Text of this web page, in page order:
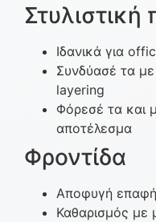
Στυλιστική
Ιδανικά για
Συνδύασέ τα με
layering
Φόρεσέ τα και
αποτέλεσμα
Φροντίδα
Αποφυγή
Καθαρισμός με